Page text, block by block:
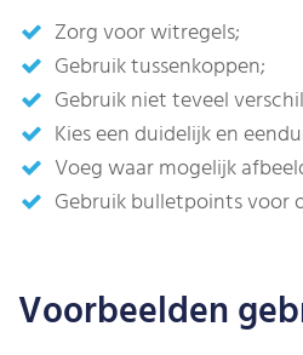
Zorg voor witregels;
Gebruik tussenkoppen;
Gebruik niet teveel
Kies een duidelijk en
Voeg waar mogelijk
Gebruik bulletpoints voor
Voorbeelden